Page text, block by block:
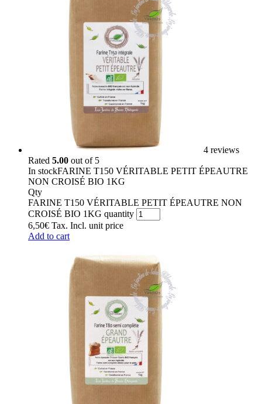
4 reviews
Rated 5.00 out of 5
In stockFARINE T150 VÉRITABLE PETIT ÉPEAUTRE
NON CROISÉ BIO 1KG
Qty
FARINE T150 VÉRITABLE PETIT ÉPEAUTRE NON
CROISÉ BIO 1KG quantity
6,50€ Tax. Incl. unit price
Add to cart